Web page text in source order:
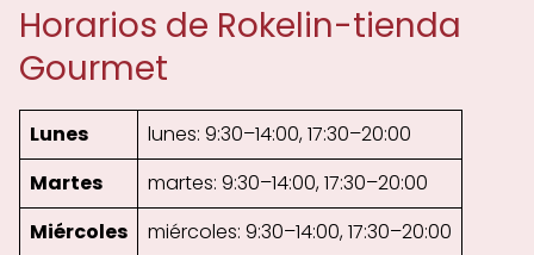
Horarios de Rokelin-tienda
Gourmet
Lunes
lunes: 9:30–14:00, 17:30–20:00
Martes
martes: 9:30–14:00, 17:30–20:00
Miércoles
miércoles: 9:30–14:00, 17:30–20:00